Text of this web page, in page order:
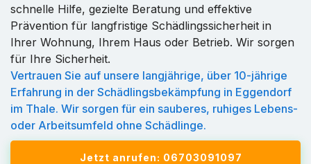
schnelle Hilfe, gezielte Beratung und effektive
Prävention für langfristige Schädlingssicherheit in
Ihrer Wohnung, Ihrem Haus oder Betrieb. Wir sorgen
für Ihre Sicherheit.
Vertrauen Sie auf unsere langjährige, über 10-jährige
Erfahrung in der Schädlingsbekämpfung in Eggendorf
im Thale. Wir sorgen für ein sauberes, ruhiges Lebens-
oder Arbeitsumfeld ohne Schädlinge.
Jetzt anrufen: 06703091097